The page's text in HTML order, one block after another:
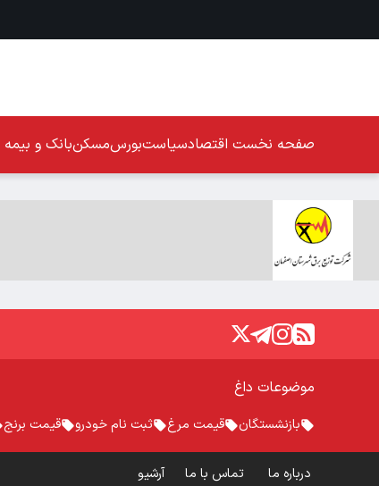
صفحه نخست اقتصادسیاستبورسمسکنبانک و بیمه
موضوعات داغ
بازنشستگان قیمت مرغ ثبت نام خودرو قیمت برنج
درباره ما تماس با ما آرشیو